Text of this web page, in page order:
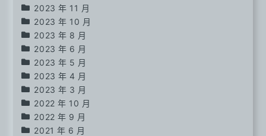
2023 年 11 月
2023 年 10 月
2023 年 8 月
2023 年 6 月
2023 年 5 月
2023 年 4 月
2023 年 3 月
2022 年 10 月
2022 年 9 月
2021 年 6 月